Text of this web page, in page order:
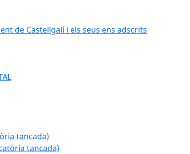
de Castellgalí i els seus ens adscrits
tancada)
tancada)